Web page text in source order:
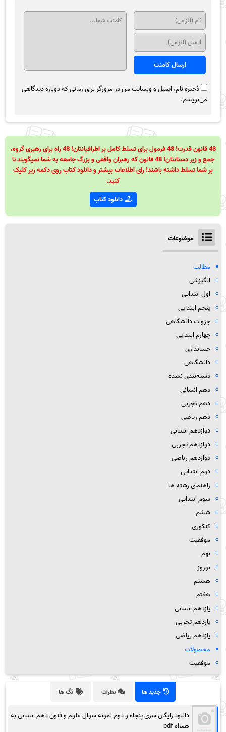
ذخیره نام، ایمیل و وبسایت من در مرورگر برای زمانی که دوباره دیدگاهی
می‌نویسم.
48 قانون قدرت! 48 فرمول برای تسلط کامل بر اطرافیانتان! 48 راه برای رهبری گروه،
جمع و زیر دستانتان! 48 قانون که رهبران واقعی و بزرگ جامعه به شما نمیگویند تا
بر شما تسلط داشته باشند! رای اطلاعات بیشتر و دانلود کتاب روی دکمه زیر کلیک
کنید.
دانلود کتاب
موضوعات
مطالب
انگیزشی
اول ابتدایی
پنجم ابتدایی
جزوات دانشگاهی
چهارم ابتدایی
حسابداری
دانشگاهی
دسته‌بندی نشده
دهم انسانی
دهم تجربی
دهم ریاضی
دوازدهم انسانی
دوازدهم تجربی
دوازدهم رباضی
دوم ابتدایی
راهنمای رشته ها
سوم ابتدایی
ششم
کنکوری
موفقیت
نهم
نوروز
هشتم
هفتم
یازدهم انسانی
یازدهم تجربی
یازدهم ریاضی
محصولات
موفقیت
جدید ها نظرات تگ ها
دانلود رایگان سری پنجاه و دوم نمونه سوال علوم و فنون دهم انسانی به
همراه pdf